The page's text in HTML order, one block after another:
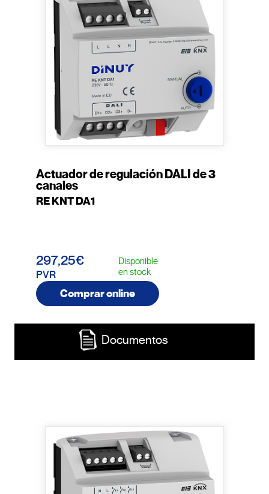
Actuador de regulación DALI de 3
canales
RE KNT DA1
297,25€
PVR
Disponible
en stock
Comprar online
Documentos